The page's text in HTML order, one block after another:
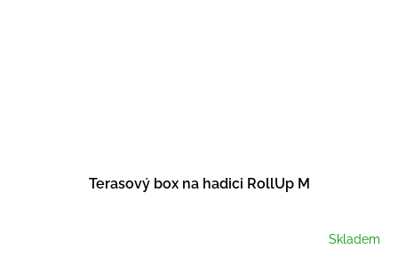
Terasový box na hadici RollUp M
Skladem